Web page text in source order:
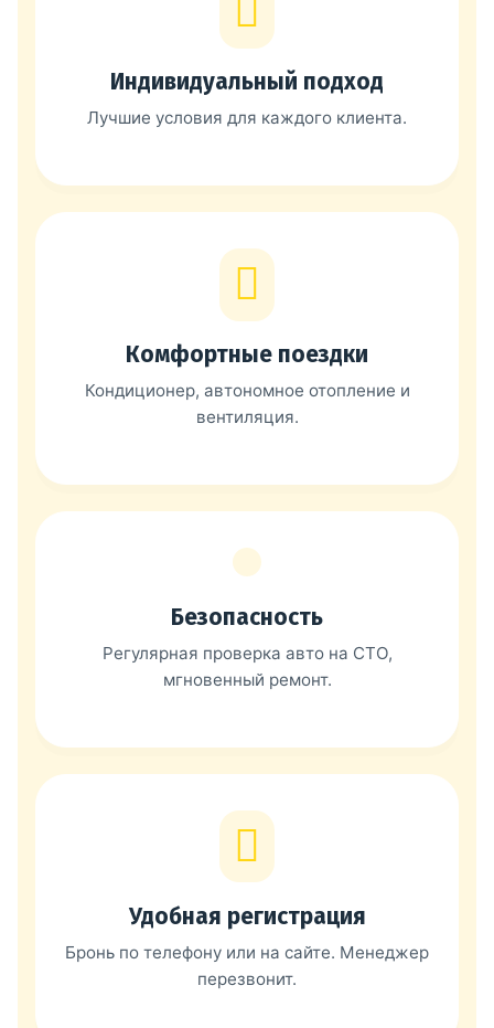
Индивидуальный подход
Лучшие условия для каждого клиента.
Комфортные поездки
Кондиционер, автономное отопление и
вентиляция.
Безопасность
Регулярная проверка авто на СТО,
мгновенный ремонт.
Удобная регистрация
Бронь по телефону или на сайте. Менеджер
перезвонит.